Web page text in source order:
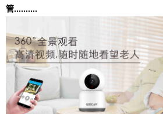
管..........